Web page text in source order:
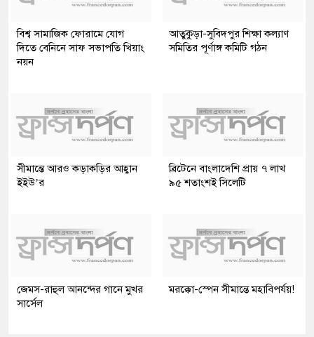
বিশ্ব সামাজিক ফোরামে যোগ
দিতে বেনিনে সাফ সভাপতি খিয়াং
নয়ন
আতুকুড়া-সুবিদপুর শিক্ষা কল্যাণ
সমিতির পূর্ণাঙ্গ কমিটি গঠন
সীমান্তে আরও কড়াকড়ির আহ্বান
ইইউ’র
ব্রিটেনে বাংলাদেশি প্রায় ৭ লাখ
৯৫ শতাংশই সিলেটি
জেমস-রাহুল আনন্দের গানে মুখর
সার্সেল
মরক্কো-স্পেন সীমান্তে মহাবিপর্যয়!